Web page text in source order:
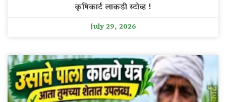
कृषिकार्ट लाकडी स्टोव्ह !
July 29, 2026